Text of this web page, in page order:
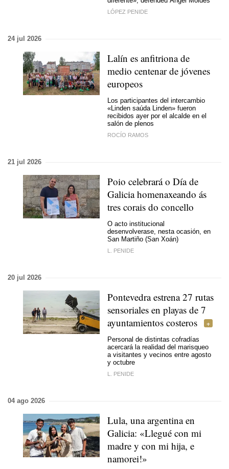
LÓPEZ PENIDE
24 jul 2026
Lalín es anfitriona de
medio centenar de jóvenes
europeos
Los participantes del intercambio
«Linden saúda Linden» fueron
recibidos ayer por el alcalde en el
salón de plenos
ROCÍO RAMOS
21 jul 2026
Poio celebrará o Día de
Galicia homenaxeando ás
tres corais do concello
O acto institucional
desenvolverase, nesta ocasión, en
San Martiño (San Xoán)
L. PENIDE
20 jul 2026
Pontevedra estrena 27 rutas
sensoriales en playas de 7
ayuntamientos costeros
Personal de distintas cofradías
acercará la realidad del marisqueo
a visitantes y vecinos entre agosto
y octubre
L. PENIDE
04 ago 2026
Lula, una argentina en
Galicia: «Llegué con mi
madre y con mi hija, e
namorei!»